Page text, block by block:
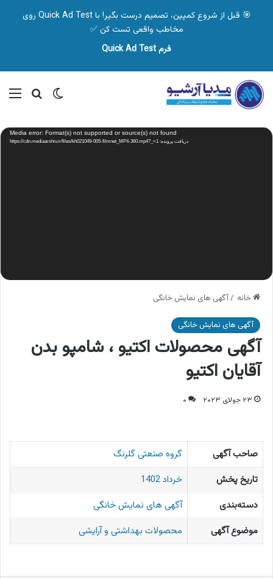
🎯 قبل از شروع کمپین، تصمیم درست بگیر! با Quick Ad Test روی
مخاطب واقعی تست کن ✅
فرم Quick Ad Test
تغییر پوسته
نمایشگر
ویدیو Media error: Format(s) not supported or source(s) not found
دریافت پرونده: https://cdn.mediaarshiv.ir/files/kh021049-005-filmnet_MP4-360.mp4?_=1
خانه /آگهی های نمایش خانگی
آگهی های نمایش خانگی
آگهی محصولات اکتیو ، شامپو بدن
آقایان اکتیو
۲۳ جولای ۲۰۲۳ ۰
صاحب آگهی
گروه صنعتی گلرنگ
تاریخ پخش
خرداد 1402
دسته‌بندی
آگهی های نمایش خانگی
موضوع آگهی
محصولات بهداشتی و آرایشی